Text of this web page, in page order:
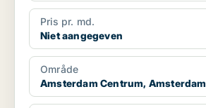
Pris pr. md.
Niet aangegeven
Område
Amsterdam Centrum, Amsterdam